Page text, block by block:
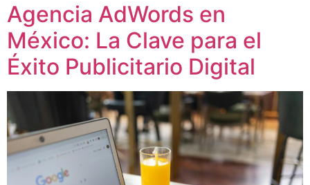
Agencia AdWords en
México: La Clave para el
Éxito Publicitario Digital